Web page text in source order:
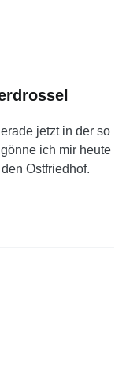
jetzt in der so
ich mir heute
Ostfriedhof.